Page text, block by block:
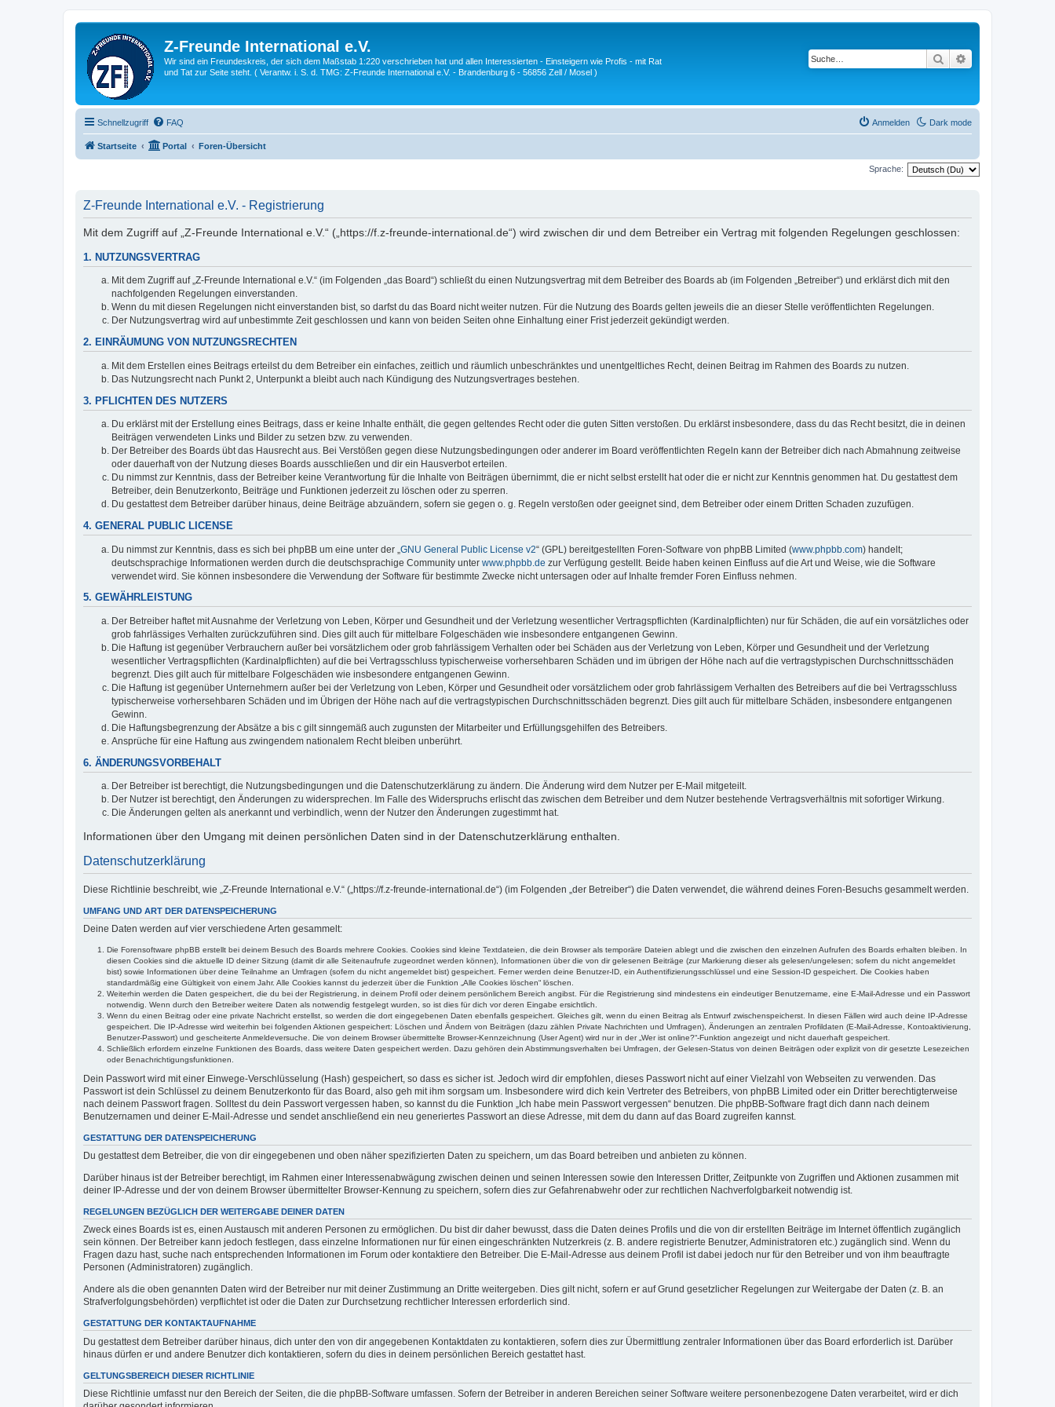
Z-Freunde International e.V.
Wir sind ein Freundeskreis, der sich dem Maßstab 1:220 verschrieben hat und allen Interessierten - Einsteigern wie Profis - mit Rat
und Tat zur Seite steht. ( Verantw. i. S. d. TMG: Z-Freunde International e.V. - Brandenburg 6 - 56856 Zell / Mosel )
Suche
Schnellzugriff Dark mode
FAQ Anmelden
Startseite Portal Foren-Übersicht
Sprache:
Z-Freunde International e.V. - Registrierung
Mit dem Zugriff auf „Z-Freunde International e.V.“ („https://f.z-freunde-international.de“) wird zwischen dir und dem Betreiber ein Vertrag mit folgenden Regelungen geschlossen:
1. NUTZUNGSVERTRAG
Mit dem Zugriff auf „Z-Freunde International e.V.“ (im Folgenden „das Board“) schließt du einen Nutzungsvertrag mit dem Betreiber des Boards ab (im Folgenden „Betreiber“) und erklärst dich mit den
nachfolgenden Regelungen einverstanden.
Wenn du mit diesen Regelungen nicht einverstanden bist, so darfst du das Board nicht weiter nutzen. Für die Nutzung des Boards gelten jeweils die an dieser Stelle veröffentlichten Regelungen.
Der Nutzungsvertrag wird auf unbestimmte Zeit geschlossen und kann von beiden Seiten ohne Einhaltung einer Frist jederzeit gekündigt werden.
2. EINRÄUMUNG VON NUTZUNGSRECHTEN
Mit dem Erstellen eines Beitrags erteilst du dem Betreiber ein einfaches, zeitlich und räumlich unbeschränktes und unentgeltliches Recht, deinen Beitrag im Rahmen des Boards zu nutzen.
Das Nutzungsrecht nach Punkt 2, Unterpunkt a bleibt auch nach Kündigung des Nutzungsvertrages bestehen.
3. PFLICHTEN DES NUTZERS
Du erklärst mit der Erstellung eines Beitrags, dass er keine Inhalte enthält, die gegen geltendes Recht oder die guten Sitten verstoßen. Du erklärst insbesondere, dass du das Recht besitzt, die in deinen
Beiträgen verwendeten Links und Bilder zu setzen bzw. zu verwenden.
Der Betreiber des Boards übt das Hausrecht aus. Bei Verstößen gegen diese Nutzungsbedingungen oder anderer im Board veröffentlichten Regeln kann der Betreiber dich nach Abmahnung zeitweise
oder dauerhaft von der Nutzung dieses Boards ausschließen und dir ein Hausverbot erteilen.
Du nimmst zur Kenntnis, dass der Betreiber keine Verantwortung für die Inhalte von Beiträgen übernimmt, die er nicht selbst erstellt hat oder die er nicht zur Kenntnis genommen hat. Du gestattest dem
Betreiber, dein Benutzerkonto, Beiträge und Funktionen jederzeit zu löschen oder zu sperren.
Du gestattest dem Betreiber darüber hinaus, deine Beiträge abzuändern, sofern sie gegen o. g. Regeln verstoßen oder geeignet sind, dem Betreiber oder einem Dritten Schaden zuzufügen.
4. GENERAL PUBLIC LICENSE
Du nimmst zur Kenntnis, dass es sich bei phpBB um eine unter der „ GNU General Public License v2“ (GPL) bereitgestellten Foren-Software von phpBB Limited (www.phpbb.com) handelt;
deutschsprachige Informationen werden durch die deutschsprachige Community unter www.phpbb.de zur Verfügung gestellt. Beide haben keinen Einfluss auf die Art und Weise, wie die Software
verwendet wird. Sie können insbesondere die Verwendung der Software für bestimmte Zwecke nicht untersagen oder auf Inhalte fremder Foren Einfluss nehmen.
5. GEWÄHRLEISTUNG
Der Betreiber haftet mit Ausnahme der Verletzung von Leben, Körper und Gesundheit und der Verletzung wesentlicher Vertragspflichten (Kardinalpflichten) nur für Schäden, die auf ein vorsätzliches oder
grob fahrlässiges Verhalten zurückzuführen sind. Dies gilt auch für mittelbare Folgeschäden wie insbesondere entgangenen Gewinn.
Die Haftung ist gegenüber Verbrauchern außer bei vorsätzlichem oder grob fahrlässigem Verhalten oder bei Schäden aus der Verletzung von Leben, Körper und Gesundheit und der Verletzung
wesentlicher Vertragspflichten (Kardinalpflichten) auf die bei Vertragsschluss typischerweise vorhersehbaren Schäden und im übrigen der Höhe nach auf die vertragstypischen Durchschnittsschäden
begrenzt. Dies gilt auch für mittelbare Folgeschäden wie insbesondere entgangenen Gewinn.
Die Haftung ist gegenüber Unternehmern außer bei der Verletzung von Leben, Körper und Gesundheit oder vorsätzlichem oder grob fahrlässigem Verhalten des Betreibers auf die bei Vertragsschluss
typischerweise vorhersehbaren Schäden und im Übrigen der Höhe nach auf die vertragstypischen Durchschnittsschäden begrenzt. Dies gilt auch für mittelbare Schäden, insbesondere entgangenen
Gewinn.
Die Haftungsbegrenzung der Absätze a bis c gilt sinngemäß auch zugunsten der Mitarbeiter und Erfüllungsgehilfen des Betreibers.
Ansprüche für eine Haftung aus zwingendem nationalem Recht bleiben unberührt.
6. ÄNDERUNGSVORBEHALT
Der Betreiber ist berechtigt, die Nutzungsbedingungen und die Datenschutzerklärung zu ändern. Die Änderung wird dem Nutzer per E-Mail mitgeteilt.
Der Nutzer ist berechtigt, den Änderungen zu widersprechen. Im Falle des Widerspruchs erlischt das zwischen dem Betreiber und dem Nutzer bestehende Vertragsverhältnis mit sofortiger Wirkung.
Die Änderungen gelten als anerkannt und verbindlich, wenn der Nutzer den Änderungen zugestimmt hat.
Informationen über den Umgang mit deinen persönlichen Daten sind in der Datenschutzerklärung enthalten.
Datenschutzerklärung
Diese Richtlinie beschreibt, wie „Z-Freunde International e.V.“ („https://f.z-freunde-international.de“) (im Folgenden „der Betreiber“) die Daten verwendet, die während deines Foren-Besuchs gesammelt werden.
UMFANG UND ART DER DATENSPEICHERUNG
Deine Daten werden auf vier verschiedene Arten gesammelt:
Die Forensoftware phpBB erstellt bei deinem Besuch des Boards mehrere Cookies. Cookies sind kleine Textdateien, die dein Browser als temporäre Dateien ablegt und die zwischen den einzelnen Aufrufen des Boards erhalten bleiben. In
diesen Cookies sind die aktuelle ID deiner Sitzung (damit dir alle Seitenaufrufe zugeordnet werden können), Informationen über die von dir gelesenen Beiträge (zur Markierung dieser als gelesen/ungelesen; sofern du nicht angemeldet
bist) sowie Informationen über deine Teilnahme an Umfragen (sofern du nicht angemeldet bist) gespeichert. Ferner werden deine Benutzer-ID, ein Authentifizierungsschlüssel und eine Session-ID gespeichert. Die Cookies haben
standardmäßig eine Gültigkeit von einem Jahr. Alle Cookies kannst du jederzeit über die Funktion „Alle Cookies löschen“ löschen.
Weiterhin werden die Daten gespeichert, die du bei der Registrierung, in deinem Profil oder deinem persönlichem Bereich angibst. Für die Registrierung sind mindestens ein eindeutiger Benutzername, eine E-Mail-Adresse und ein Passwort
notwendig. Wenn durch den Betreiber weitere Daten als notwendig festgelegt wurden, so ist dies für dich vor deren Eingabe ersichtlich.
Wenn du einen Beitrag oder eine private Nachricht erstellst, so werden die dort eingegebenen Daten ebenfalls gespeichert. Gleiches gilt, wenn du einen Beitrag als Entwurf zwischenspeicherst. In diesen Fällen wird auch deine IP-Adresse
gespeichert. Die IP-Adresse wird weiterhin bei folgenden Aktionen gespeichert: Löschen und Ändern von Beiträgen (dazu zählen Private Nachrichten und Umfragen), Änderungen an zentralen Profildaten (E-Mail-Adresse, Kontoaktivierung,
Benutzer-Passwort) und gescheiterte Anmeldeversuche. Die von deinem Browser übermittelte Browser-Kennzeichnung (User Agent) wird nur in der „Wer ist online?“-Funktion angezeigt und nicht dauerhaft gespeichert.
Schließlich erfordern einzelne Funktionen des Boards, dass weitere Daten gespeichert werden. Dazu gehören dein Abstimmungsverhalten bei Umfragen, der Gelesen-Status von deinen Beiträgen oder explizit von dir gesetzte Lesezeichen
oder Benachrichtigungsfunktionen.
Dein Passwort wird mit einer Einwege-Verschlüsselung (Hash) gespeichert, so dass es sicher ist. Jedoch wird dir empfohlen, dieses Passwort nicht auf einer Vielzahl von Webseiten zu verwenden. Das
Passwort ist dein Schlüssel zu deinem Benutzerkonto für das Board, also geh mit ihm sorgsam um. Insbesondere wird dich kein Vertreter des Betreibers, von phpBB Limited oder ein Dritter berechtigterweise
nach deinem Passwort fragen. Solltest du dein Passwort vergessen haben, so kannst du die Funktion „Ich habe mein Passwort vergessen“ benutzen. Die phpBB-Software fragt dich dann nach deinem
Benutzernamen und deiner E-Mail-Adresse und sendet anschließend ein neu generiertes Passwort an diese Adresse, mit dem du dann auf das Board zugreifen kannst.
GESTATTUNG DER DATENSPEICHERUNG
Du gestattest dem Betreiber, die von dir eingegebenen und oben näher spezifizierten Daten zu speichern, um das Board betreiben und anbieten zu können.
Darüber hinaus ist der Betreiber berechtigt, im Rahmen einer Interessenabwägung zwischen deinen und seinen Interessen sowie den Interessen Dritter, Zeitpunkte von Zugriffen und Aktionen zusammen mit
deiner IP-Adresse und der von deinem Browser übermittelter Browser-Kennung zu speichern, sofern dies zur Gefahrenabwehr oder zur rechtlichen Nachverfolgbarkeit notwendig ist.
REGELUNGEN BEZÜGLICH DER WEITERGABE DEINER DATEN
Zweck eines Boards ist es, einen Austausch mit anderen Personen zu ermöglichen. Du bist dir daher bewusst, dass die Daten deines Profils und die von dir erstellten Beiträge im Internet öffentlich zugänglich
sein können. Der Betreiber kann jedoch festlegen, dass einzelne Informationen nur für einen eingeschränkten Nutzerkreis (z. B. andere registrierte Benutzer, Administratoren etc.) zugänglich sind. Wenn du
Fragen dazu hast, suche nach entsprechenden Informationen im Forum oder kontaktiere den Betreiber. Die E-Mail-Adresse aus deinem Profil ist dabei jedoch nur für den Betreiber und von ihm beauftragte
Personen (Administratoren) zugänglich.
Andere als die oben genannten Daten wird der Betreiber nur mit deiner Zustimmung an Dritte weitergeben. Dies gilt nicht, sofern er auf Grund gesetzlicher Regelungen zur Weitergabe der Daten (z. B. an
Strafverfolgungsbehörden) verpflichtet ist oder die Daten zur Durchsetzung rechtlicher Interessen erforderlich sind.
GESTATTUNG DER KONTAKTAUFNAHME
Du gestattest dem Betreiber darüber hinaus, dich unter den von dir angegebenen Kontaktdaten zu kontaktieren, sofern dies zur Übermittlung zentraler Informationen über das Board erforderlich ist. Darüber
hinaus dürfen er und andere Benutzer dich kontaktieren, sofern du dies in deinem persönlichen Bereich gestattet hast.
GELTUNGSBEREICH DIESER RICHTLINIE
Diese Richtlinie umfasst nur den Bereich der Seiten, die die phpBB-Software umfassen. Sofern der Betreiber in anderen Bereichen seiner Software weitere personenbezogene Daten verarbeitet, wird er dich